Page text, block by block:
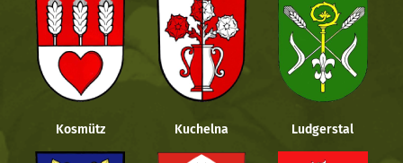
Kosmütz Kuchelna Ludgerstal